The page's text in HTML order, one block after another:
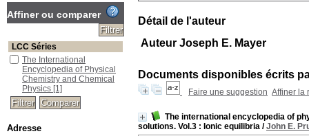
Détail de l'auteur
Auteur Joseph E. Mayer
Documents disponibles écrits
Faire une suggestion Affiner la
The international encyclopedia of
solutions. Vol.3 : Ionic equilibria /John E.
Affiner ou comparer
LCC Séries
The International
Encyclopedia of Physical
Chemistry and Chemical
Physics [1]
Adresse